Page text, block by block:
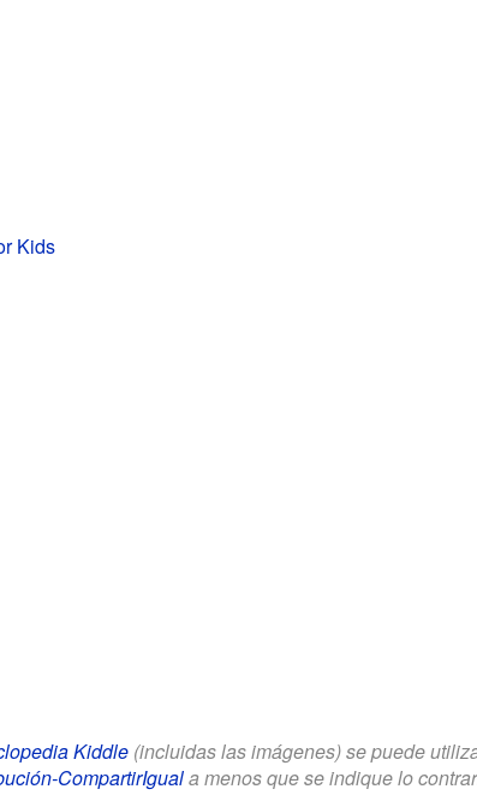
Kids
Kiddle(incluidas las imágenes) se puede
CompartirIguala menos que se indique lo